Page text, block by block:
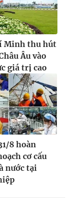
Minh thu hút
Âu vào
giá trị cao
8 hoàn
cơ cấu
nước tại